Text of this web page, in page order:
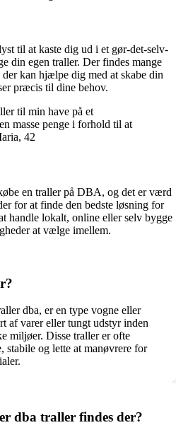
til at kaste dig ud i et gør-det-selv-
din egen traller. Der findes mange
kan hjælpe dig med at skabe din
præcis til dine behov.
til min have på et
masse penge i forhold til at
42
en traller på DBA, og det er værd
for at finde den bedste løsning for
handle lokalt, online eller selv bygge
at vælge imellem.
dba, er en type vogne eller
af varer eller tungt udstyr inden
miljøer. Disse traller er ofte
stabile og lette at manøvrere for
dba traller findes der?